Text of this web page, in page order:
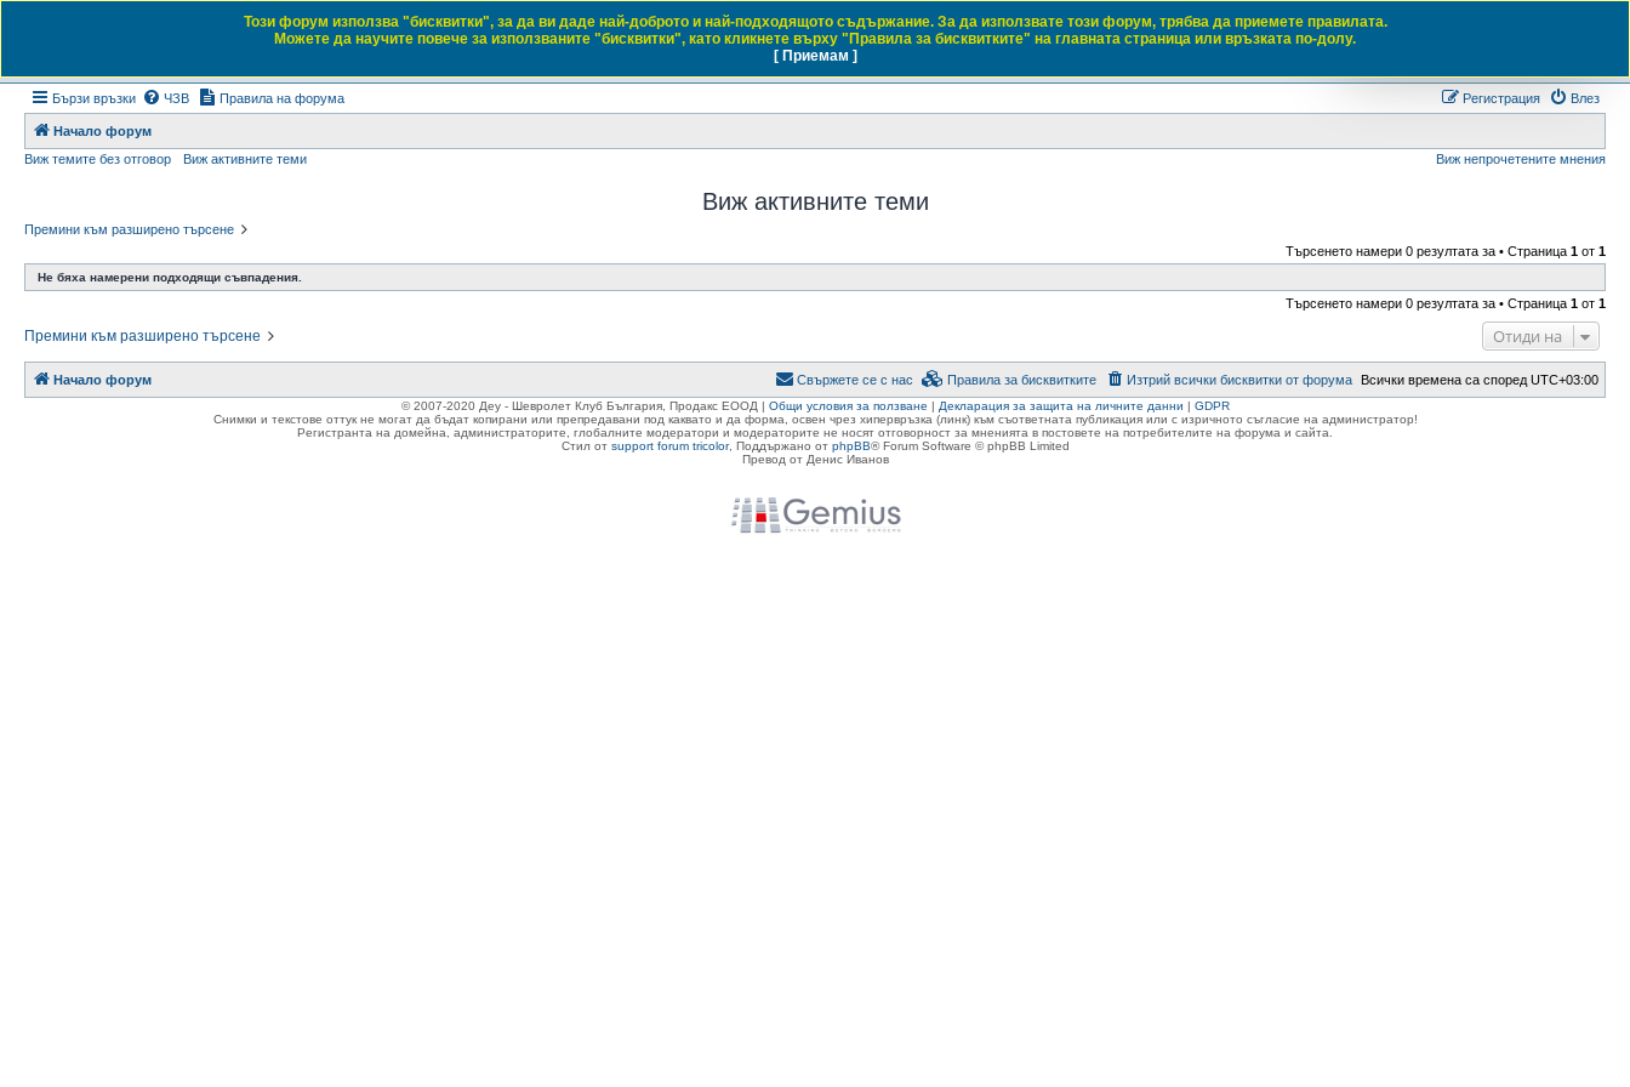
Daewoo & Chevrolet Club Bulgaria
Бързи връзки ЧЗВ Правила на форума Влез
Регистрация
Начало форум
Виж темите без отговор
Виж активните теми Виж непрочетените мнения
Виж активните теми
Премини към разширено търсене
Търсенето намери 0 резултата за • Страница 1 от 1
Не бяха намерени подходящи съвпадения.
Търсенето намери 0 резултата за • Страница 1 от 1
Премини към разширено търсене Отиди на
Този форум използва "бисквитки", за да ви даде най-доброто и най-подходящото съдържание. За да използвате този форум, трябва да приемете правилата.
Можете да научите повече за използваните "бисквитки", като кликнете върху "Правила за бисквитките" на главната страница или връзката по-долу.
[ Приемам ]
Начало форум Всички времена са според UTC+03:00
Изтрий всички бисквитки от форума
Правила за бисквитките
Свържете се с нас
© 2007-2020 Деу - Шевролет Клуб България, Продакс ЕООД | Общи условия за ползване | Декларация за защита на личните данни | GDPR
Снимки и текстове оттук не могат да бъдат копирани или препредавани под каквато и да форма, освен чрез хипервръзка (линк) към съответната публикация или с изричното съгласие на администратор!
Регистранта на домейна, администраторите, глобалните модератори и модераторите не носят отговорност за мненията в постовете на потребителите на форума и сайта.
Стил от support forum tricolor, Поддържано от phpBB® Forum Software © phpBB Limited
Превод от Денис Иванов